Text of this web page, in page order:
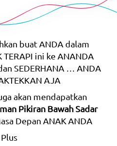
buat ANDA dalam
TERAPI ini ke ANANDA
SEDERHANA … ANDA
AJA
Pikiran Bawah Sadar
Depan ANAK ANDA
Plus